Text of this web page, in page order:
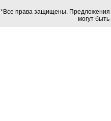
*Все права защищены. Предложения
могут